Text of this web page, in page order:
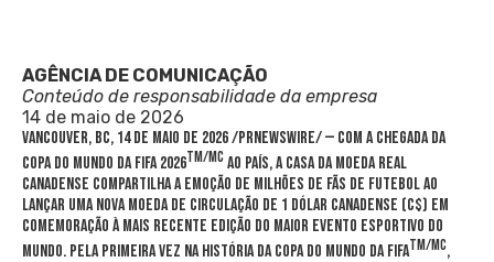
AGÊNCIA DE COMUNICAÇÃO
Conteúdo de responsabilidade da empresa
14 de maio de 2026
VANCOUVER, BC, 14 de maio de 2026/PRNewswire/ — Com a chegada da
Copa do Mundo da FIFA 2026TM/MCao país, a Casa da Moeda Real
Canadense compartilha a emoção de milhões de fãs de futebol ao
lançar uma nova moeda de circulação de 1 dólar canadense (C$) em
comemoração à mais recente edição do maior evento esportivo do
mundo. Pela primeira vez na história da Copa do Mundo da FIFATM/MC,